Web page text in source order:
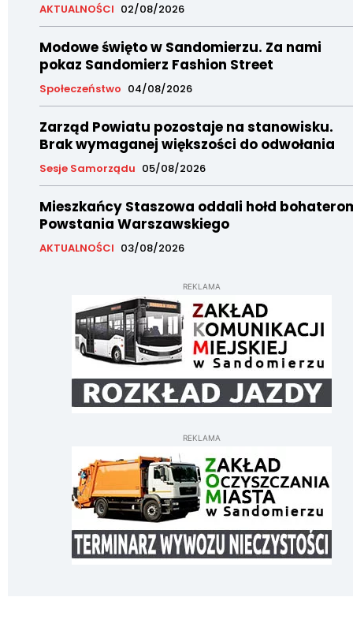
AKTUALNOŚCI 02/08/2026
Modowe święto w Sandomierzu. Za nami
pokaz Sandomierz Fashion Street
Społeczeństwo 04/08/2026
Zarząd Powiatu pozostaje na stanowisku.
Brak wymaganej większości do odwołania
Sesje Samorządu 05/08/2026
Mieszkańcy Staszowa oddali hołd
Powstania Warszawskiego
AKTUALNOŚCI 03/08/2026
REKLAMA
REKLAMA